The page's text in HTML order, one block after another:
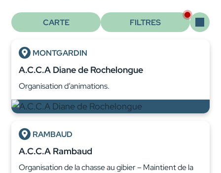
CARTE FILTRES
MONTGARDIN
A.C.C.A Diane de Rochelongue
Organisation d’animations.
RAMBAUD
A.C.C.A Rambaud
Organisation de la chasse au gibier – Maintient de la